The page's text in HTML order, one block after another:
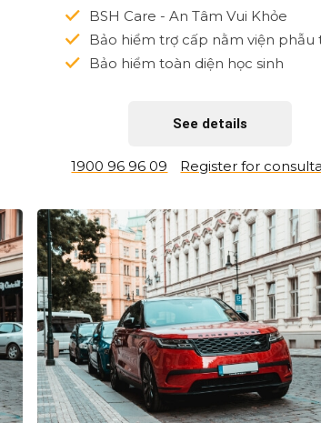
BSH Care - An Tâm Vui Khỏe
Bảo hiểm trợ cấp nằm viện phẫu
Bảo hiểm toàn diện học sinh
See details
1900 96 96 09 Register for